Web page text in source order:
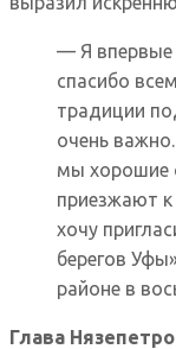
— Я впервые
спасибо
традиции
очень
мы хорошие
приезжают к
хочу
берегов
районе в
Глава